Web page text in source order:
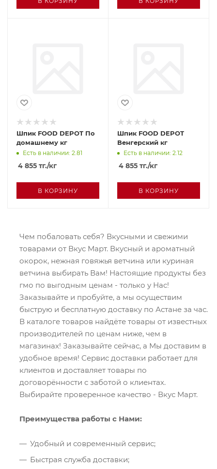
Шпик FOOD DEPOT По
домашнему кг
Есть в наличии: 2.81
4 855 тг./кг
В КОРЗИНУ
Шпик FOOD DEPOT
Венгерский кг
Есть в наличии: 2.12
4 855 тг./кг
В КОРЗИНУ
Чем побаловать себя? Вкусными и свежими
товарами от Вкус Март. Вкусный и ароматный
окорок, нежная говяжья ветчина или куриная
ветчина выбирать Вам! Настоящие продукты без
гмо по выгодным ценам - только у Нас!
Заказывайте и пробуйте, а мы осуществим
быструю и бесплатную доставку по Астане за час.
В каталоге товаров найдёте товары от известных
производителей по ценам ниже, чем в
магазинах! Заказывайте сейчас, а Мы доставим в
удобное время! Сервис доставки работает для
клиентов и доставляет товары по
договорённости с заботой о клиентах.
Выбирайте проверенное качество - Вкус Март.
Преимущества работы с Нами:
Удобный и современный сервис;
Быстрая служба доставки;